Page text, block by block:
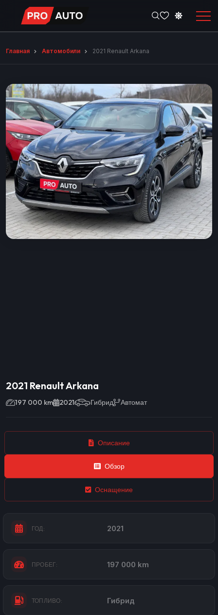
Главная Автомобили 2021 Renault Arkana
2021 Renault Arkana
197 000 km 2021 Гибрид Автомат
Описание
Обзор
Оснащение
ГОД: 2021
ПРОБЕГ: 197 000 km
ТОПЛИВО: Гибрид